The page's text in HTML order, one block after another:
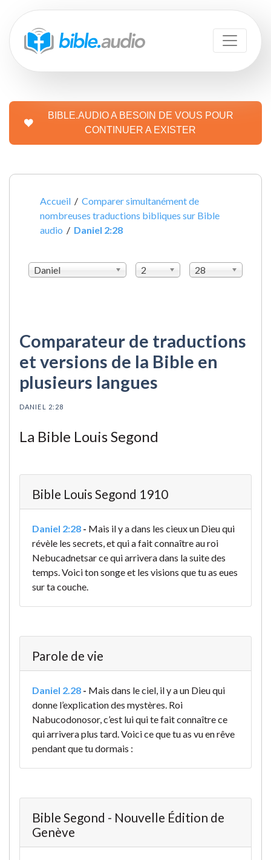
BIBLE.AUDIO A BESOIN DE VOUS POUR
CONTINUER A EXISTER
Accueil /Comparer simultanément de
nombreuses traductions bibliques sur Bible
audio / Daniel 2:28
Daniel 2 28
Comparateur de traductions
et versions de la Bible en
plusieurs langues
DANIEL 2:28
La Bible Louis Segond
Bible Louis Segond 1910
Daniel 2:28 - Mais il y a dans les cieux un Dieu qui
révèle les secrets, et qui a fait connaître au roi
Nebucadnetsar ce qui arrivera dans la suite des
temps. Voici ton songe et les visions que tu as eues
sur ta couche.
Parole de vie
Daniel 2.28 - Mais dans le ciel, il y a un Dieu qui
donne l’explication des mystères. Roi
Nabucodonosor, c’est lui qui te fait connaître ce
qui arrivera plus tard. Voici ce que tu as vu en rêve
pendant que tu dormais :
Bible Segond - Nouvelle Édition de
Genève